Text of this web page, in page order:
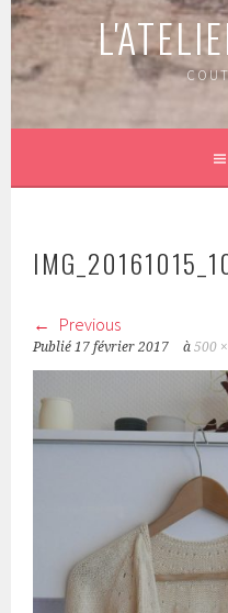
Previous
Publié17 février 2017 à500